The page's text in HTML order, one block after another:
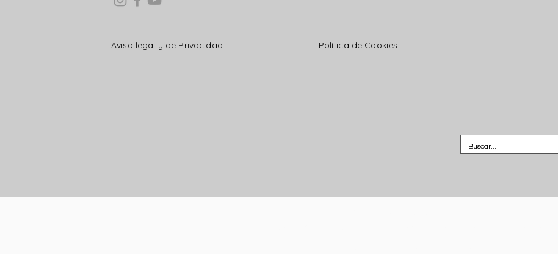
Aviso legal y de Privacidad Política de Cookies